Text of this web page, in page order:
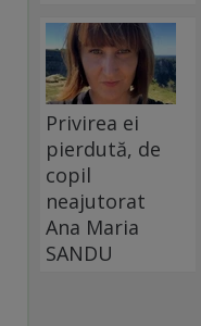
Privirea ei
pierdută, de
copil
neajutorat
Ana Maria
SANDU